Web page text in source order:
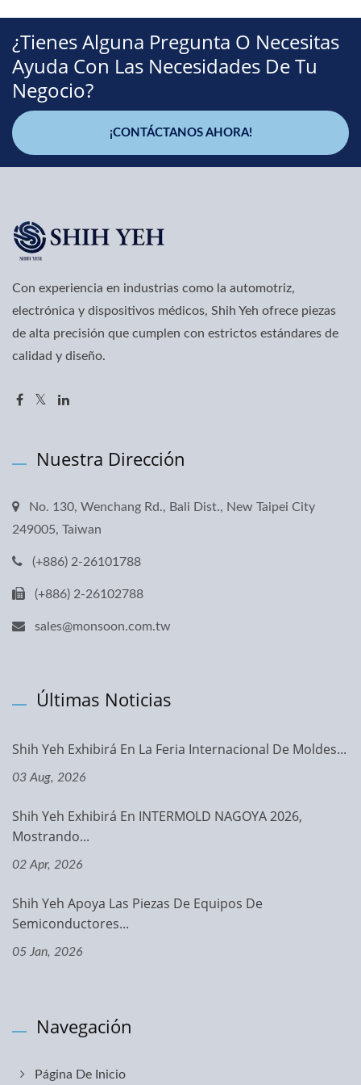
¿Tienes Alguna Pregunta O Necesitas
Ayuda Con Las Necesidades De Tu
Negocio?
¡CONTÁCTANOS AHORA!
Con experiencia en industrias como la automotriz,
electrónica y dispositivos médicos, Shih Yeh ofrece piezas
de alta precisión que cumplen con estrictos estándares de
calidad y diseño.
Nuestra Dirección
No. 130, Wenchang Rd., Bali Dist., New Taipei City
249005, Taiwan
(+886) 2-26101788
(+886) 2-26102788
sales@monsoon.com.tw
Últimas Noticias
Shih Yeh Exhibirá En La Feria Internacional De Moldes...
03 Aug, 2026
Shih Yeh Exhibirá En INTERMOLD NAGOYA 2026,
Mostrando...
02 Apr, 2026
Shih Yeh Apoya Las Piezas De Equipos De
Semiconductores...
05 Jan, 2026
Navegación
Página De Inicio